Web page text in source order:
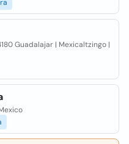
Guadalajar | Mexicaltzingo |